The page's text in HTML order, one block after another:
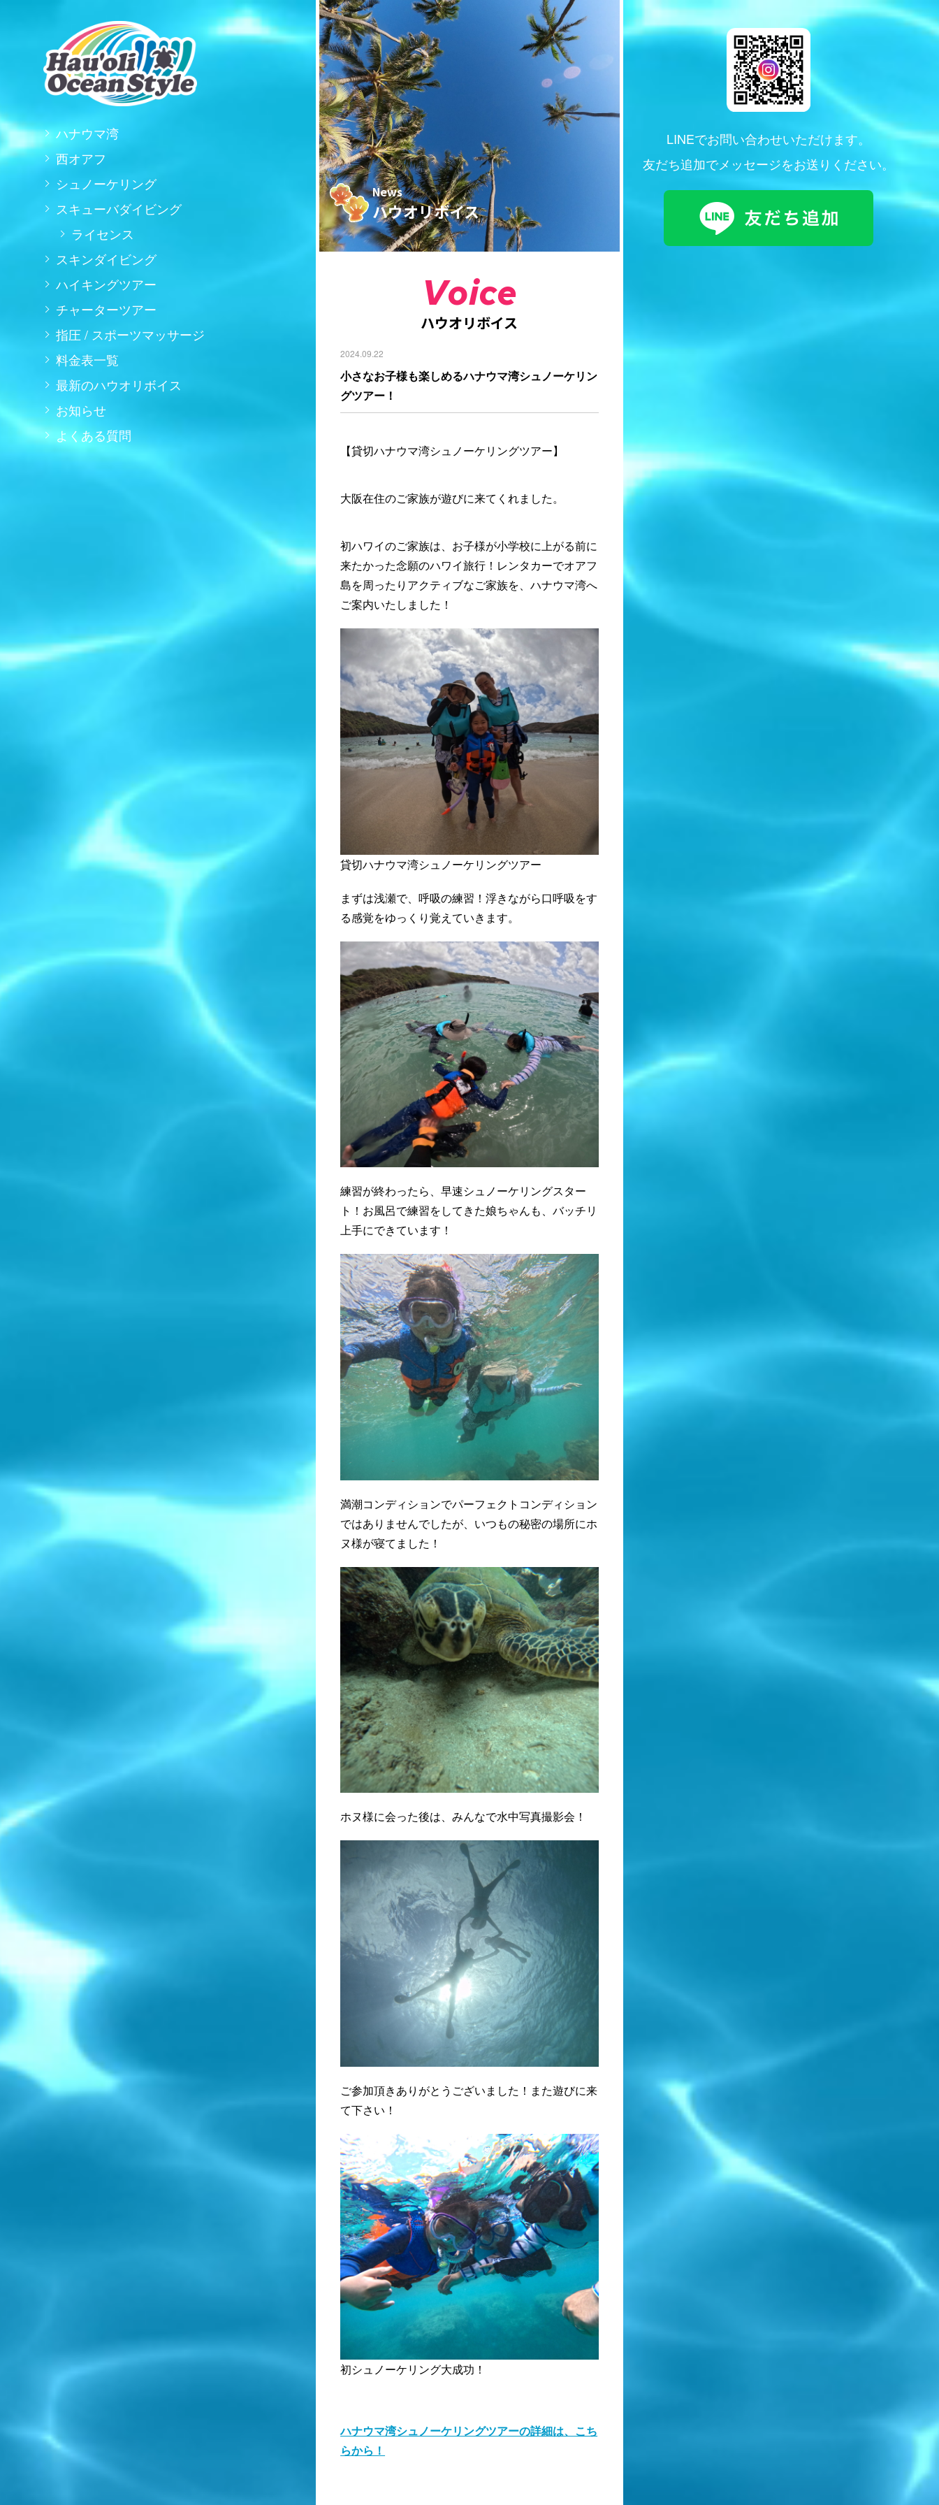
ハナウマ湾
西オアフ
シュノーケリング
スキューバダイビング
ライセンス
スキンダイビング
ハイキングツアー
チャーターツアー
指圧 / スポーツマッサージ
料金表一覧
最新のハウオリボイス
お知らせ
よくある質問
LINEでお問い合わせいただけます。
友だち追加でメッセージをお送りください。
News
ハウオリボイス
Voice
ハウオリボイス
2024.09.22
小さなお子様も楽しめるハナウマ湾シュノーケリン
グツアー！
【貸切ハナウマ湾シュノーケリングツアー】
大阪在住のご家族が遊びに来てくれました。
初ハワイのご家族は、お子様が小学校に上がる前に
来たかった念願のハワイ旅行！レンタカーでオアフ
島を周ったりアクティブなご家族を、ハナウマ湾へ
ご案内いたしました！
貸切ハナウマ湾シュノーケリングツアー
まずは浅瀬で、呼吸の練習！浮きながら口呼吸をす
る感覚をゆっくり覚えていきます。
練習が終わったら、早速シュノーケリングスター
ト！お風呂で練習をしてきた娘ちゃんも、バッチリ
上手にできています！
満潮コンディションでパーフェクトコンディション
ではありませんでしたが、いつもの秘密の場所にホ
ヌ様が寝てました！
ホヌ様に会った後は、みんなで水中写真撮影会！
ご参加頂きありがとうございました！また遊びに来
て下さい！
初シュノーケリング大成功！
ハナウマ湾シュノーケリングツアーの詳細は、こち
らから！